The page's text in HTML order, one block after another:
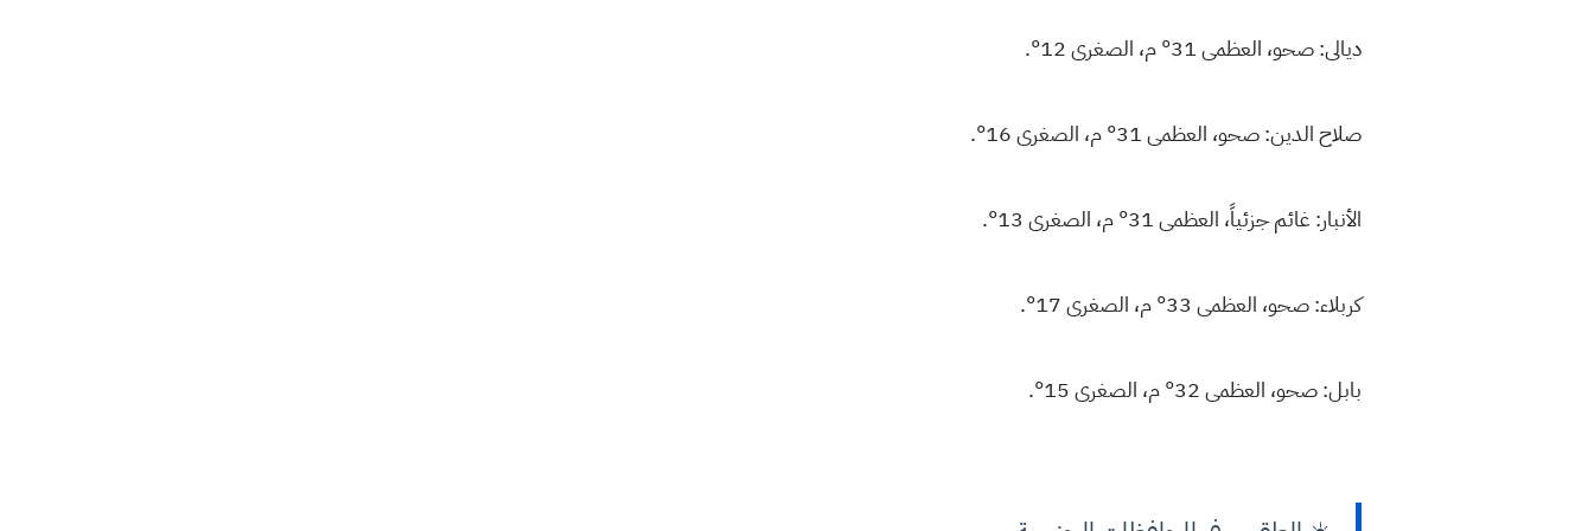
ديالى: صحو، العظمى 31° م، الصغرى 12°.
صلاح الدين: صحو، العظمى 31° م، الصغرى 16°.
الأنبار: غائم جزئياً، العظمى 31° م، الصغرى 13°.
كربلاء: صحو، العظمى 33° م، الصغرى 17°.
بابل: صحو، العظمى 32° م، الصغرى 15°.